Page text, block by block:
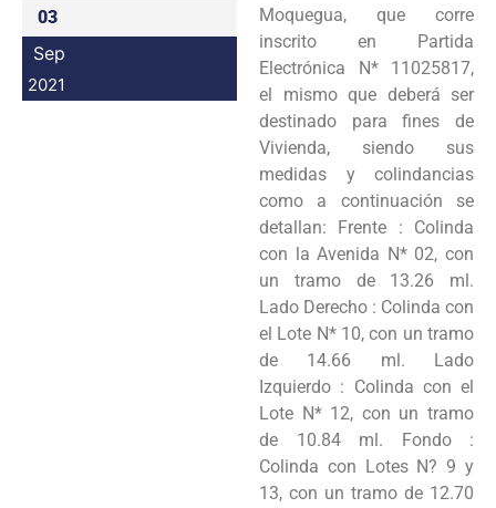
03
Sep
2021
Moquegua, que corre
inscrito en Partida
Electrónica N* 11025817,
el mismo que deberá ser
destinado para fines de
Vivienda, siendo sus
medidas y colindancias
como a continuación se
detallan: Frente : Colinda
con la Avenida N* 02, con
un tramo de 13.26 ml.
Lado Derecho : Colinda con
el Lote N* 10, con un tramo
de 14.66 ml. Lado
Izquierdo : Colinda con el
Lote N* 12, con un tramo
de 10.84 ml. Fondo :
Colinda con Lotes N? 9 y
13, con un tramo de 12.70